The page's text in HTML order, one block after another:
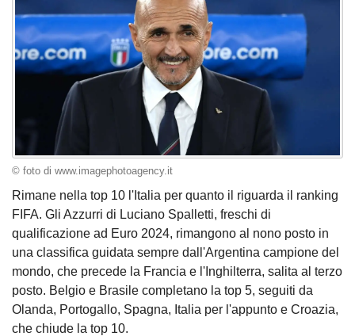
© foto di www.imagephotoagency.it
Rimane nella top 10 l'Italia per quanto il riguarda il ranking
FIFA. Gli Azzurri di Luciano Spalletti, freschi di
qualificazione ad Euro 2024, rimangono al nono posto in
una classifica guidata sempre dall'Argentina campione del
mondo, che precede la Francia e l'Inghilterra, salita al terzo
posto. Belgio e Brasile completano la top 5, seguiti da
Olanda, Portogallo, Spagna, Italia per l'appunto e Croazia,
che chiude la top 10.